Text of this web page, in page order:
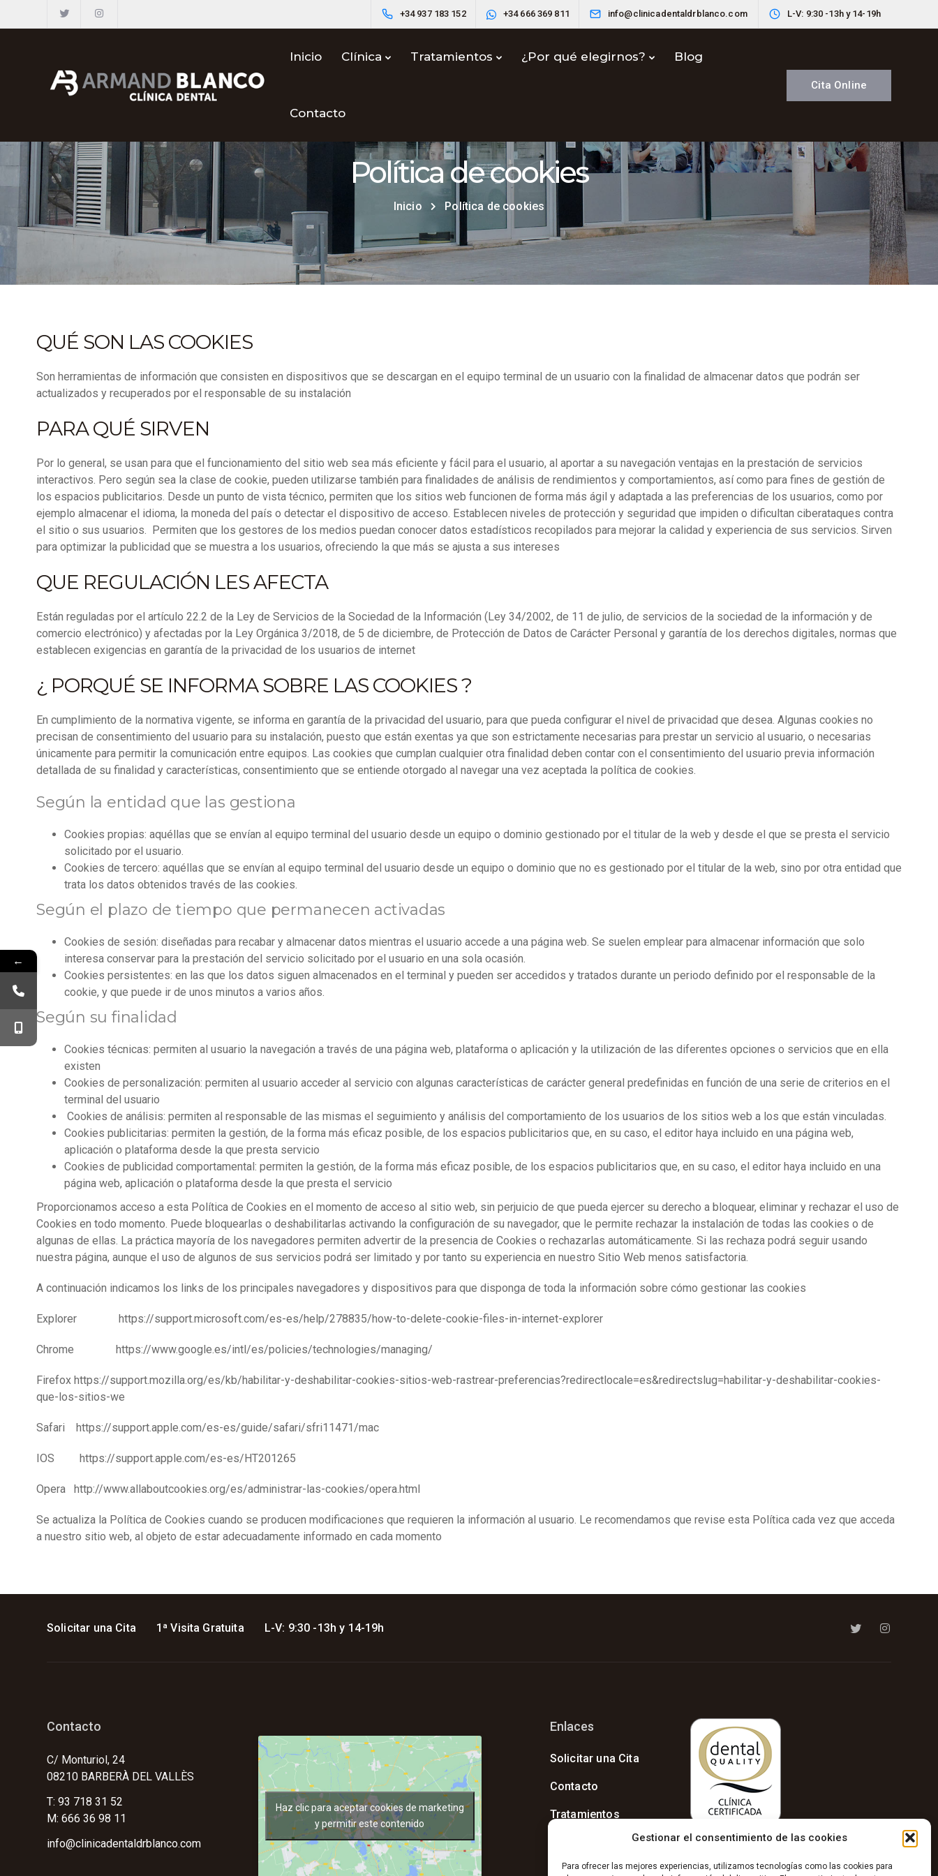
Gestionar el consentimiento de las cookies
Para ofrecer las mejores experiencias, utilizamos tecnologías como las cookies para
+34 937 183 152 +34 666 369 811 info@clinicadentaldrblanco.com L-V: 9:30 -13h y 14-19h
Inicio Clínica Tratamientos ¿Por qué elegirnos? Blog
Contacto
Cita Online
Política de cookies
Inicio Política de cookies
QUÉ SON LAS COOKIES
Son herramientas de información que consisten en dispositivos que se descargan en el equipo terminal de un usuario con la finalidad de almacenar datos que podrán ser
actualizados y recuperados por el responsable de su instalación
PARA QUÉ SIRVEN
Por lo general, se usan para que el funcionamiento del sitio web sea más eficiente y fácil para el usuario, al aportar a su navegación ventajas en la prestación de servicios
interactivos. Pero según sea la clase de cookie, pueden utilizarse también para finalidades de análisis de rendimientos y comportamientos, así como para fines de gestión de
los espacios publicitarios. Desde un punto de vista técnico, permiten que los sitios web funcionen de forma más ágil y adaptada a las preferencias de los usuarios, como por
ejemplo almacenar el idioma, la moneda del país o detectar el dispositivo de acceso. Establecen niveles de protección y seguridad que impiden o dificultan ciberataques contra
el sitio o sus usuarios. Permiten que los gestores de los medios puedan conocer datos estadísticos recopilados para mejorar la calidad y experiencia de sus servicios. Sirven
para optimizar la publicidad que se muestra a los usuarios, ofreciendo la que más se ajusta a sus intereses
QUE REGULACIÓN LES AFECTA
Están reguladas por el artículo 22.2 de la Ley de Servicios de la Sociedad de la Información (Ley 34/2002, de 11 de julio, de servicios de la sociedad de la información y de
comercio electrónico) y afectadas por la Ley Orgánica 3/2018, de 5 de diciembre, de Protección de Datos de Carácter Personal y garantía de los derechos digitales, normas que
establecen exigencias en garantía de la privacidad de los usuarios de internet
¿ PORQUÉ SE INFORMA SOBRE LAS COOKIES ?
En cumplimiento de la normativa vigente, se informa en garantía de la privacidad del usuario, para que pueda configurar el nivel de privacidad que desea. Algunas cookies no
precisan de consentimiento del usuario para su instalación, puesto que están exentas ya que son estrictamente necesarias para prestar un servicio al usuario, o necesarias
únicamente para permitir la comunicación entre equipos. Las cookies que cumplan cualquier otra finalidad deben contar con el consentimiento del usuario previa información
detallada de su finalidad y características, consentimiento que se entiende otorgado al navegar una vez aceptada la política de cookies.
Según la entidad que las gestiona
Cookies propias: aquéllas que se envían al equipo terminal del usuario desde un equipo o dominio gestionado por el titular de la web y desde el que se presta el servicio
solicitado por el usuario.
Cookies de tercero: aquéllas que se envían al equipo terminal del usuario desde un equipo o dominio que no es gestionado por el titular de la web, sino por otra entidad que
trata los datos obtenidos través de las cookies.
Según el plazo de tiempo que permanecen activadas
Cookies de sesión: diseñadas para recabar y almacenar datos mientras el usuario accede a una página web. Se suelen emplear para almacenar información que solo
interesa conservar para la prestación del servicio solicitado por el usuario en una sola ocasión.
Cookies persistentes: en las que los datos siguen almacenados en el terminal y pueden ser accedidos y tratados durante un periodo definido por el responsable de la
cookie, y que puede ir de unos minutos a varios años.
Según su finalidad
Cookies técnicas: permiten al usuario la navegación a través de una página web, plataforma o aplicación y la utilización de las diferentes opciones o servicios que en ella
existen
Cookies de personalización: permiten al usuario acceder al servicio con algunas características de carácter general predefinidas en función de una serie de criterios en el
terminal del usuario
Cookies de análisis: permiten al responsable de las mismas el seguimiento y análisis del comportamiento de los usuarios de los sitios web a los que están vinculadas.
Cookies publicitarias: permiten la gestión, de la forma más eficaz posible, de los espacios publicitarios que, en su caso, el editor haya incluido en una página web,
aplicación o plataforma desde la que presta servicio
Cookies de publicidad comportamental: permiten la gestión, de la forma más eficaz posible, de los espacios publicitarios que, en su caso, el editor haya incluido en una
página web, aplicación o plataforma desde la que presta el servicio
Proporcionamos acceso a esta Política de Cookies en el momento de acceso al sitio web, sin perjuicio de que pueda ejercer su derecho a bloquear, eliminar y rechazar el uso de
Cookies en todo momento. Puede bloquearlas o deshabilitarlas activando la configuración de su navegador, que le permite rechazar la instalación de todas las cookies o de
algunas de ellas. La práctica mayoría de los navegadores permiten advertir de la presencia de Cookies o rechazarlas automáticamente. Si las rechaza podrá seguir usando
nuestra página, aunque el uso de algunos de sus servicios podrá ser limitado y por tanto su experiencia en nuestro Sitio Web menos satisfactoria.
A continuación indicamos los links de los principales navegadores y dispositivos para que disponga de toda la información sobre cómo gestionar las cookies
Explorer https://support.microsoft.com/es-es/help/278835/how-to-delete-cookie-files-in-internet-explorer
Chrome https://www.google.es/intl/es/policies/technologies/managing/
Firefox https://support.mozilla.org/es/kb/habilitar-y-deshabilitar-cookies-sitios-web-rastrear-preferencias?redirectlocale=es&redirectslug=habilitar-y-deshabilitar-cookies-
que-los-sitios-we
Safari https://support.apple.com/es-es/guide/safari/sfri11471/mac
IOS https://support.apple.com/es-es/HT201265
Opera http://www.allaboutcookies.org/es/administrar-las-cookies/opera.html
Se actualiza la Política de Cookies cuando se producen modificaciones que requieren la información al usuario. Le recomendamos que revise esta Política cada vez que acceda
a nuestro sitio web, al objeto de estar adecuadamente informado en cada momento
Solicitar una Cita 1ª Visita Gratuita L-V: 9:30 -13h y 14-19h
Contacto
C/ Monturiol, 24
08210 BARBERÀ DEL VALLÈS
T: 93 718 31 52
M: 666 36 98 11
info@clinicadentaldrblanco.com
Haz clic para aceptar cookies de marketing
y permitir este contenido
Enlaces
Solicitar una Cita
Contacto
Tratamientos
←